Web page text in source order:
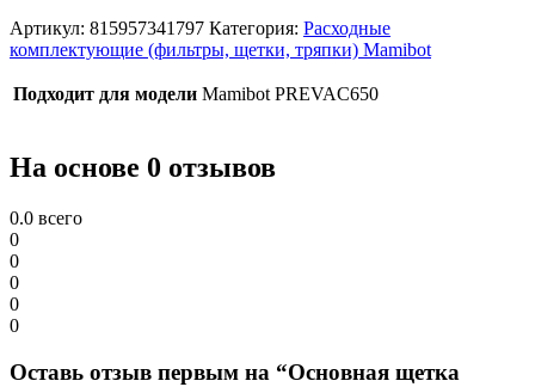
Артикул: 815957341797 Категория: Расходные
комплектующие (фильтры, щетки, тряпки) Mamibot
Подходит для модели Mamibot PREVAC650
На основе 0 отзывов
0.0 всего
0
0
0
0
0
Оставь отзыв первым на “Основная щетка